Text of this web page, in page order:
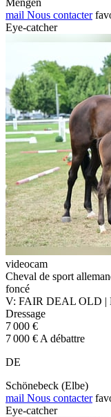
mail Nous contacter
Eye-catcher
videocam
Cheval de sport
foncé
V: FAIR DEAL OLD |
Dressage
7 000 €
7 000 € A débattre
DE
Schönebeck (Elbe)
mail Nous contacter
Eye-catcher